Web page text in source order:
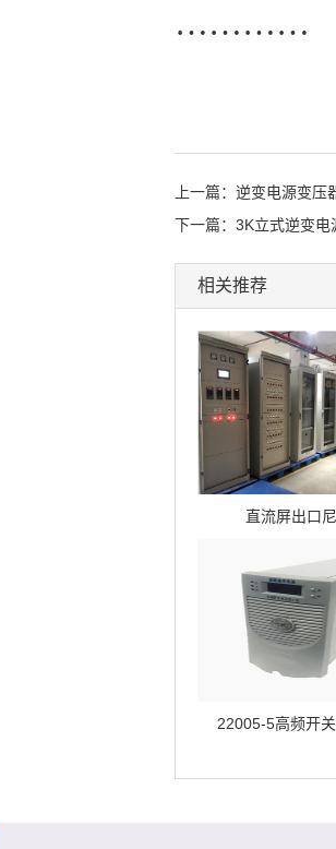
…………
上一篇： 逆变电源变压
下一篇： 3K立式逆变电
相关推荐
直流屏出口
22005-5高频开